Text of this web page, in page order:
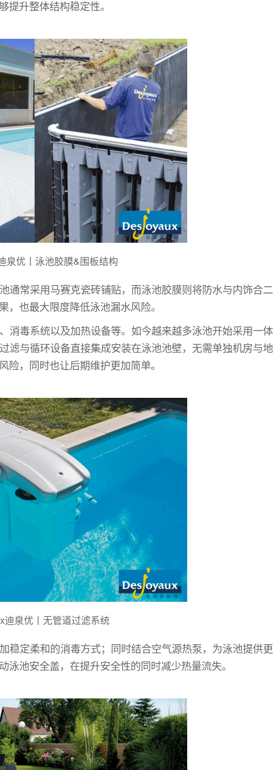
升整体结构稳定性。
泉优丨泳池胶膜&围板结构
通常采用马赛克瓷砖铺贴，而泳池胶膜则将防水与内饰合二
也最大限度降低泳池漏水风险。
消毒系统以及加热设备等。如今越来越多泳池开始采用一体
滤与循环设备直接集成安装在泳池池壁，无需单独机房与地
，同时也让后期维护更加简单。
迪泉优丨无管道过滤系统
稳定柔和的消毒方式；同时结合空气源热泵，为泳池提供更
池安全盖，在提升安全性的同时减少热量流失。